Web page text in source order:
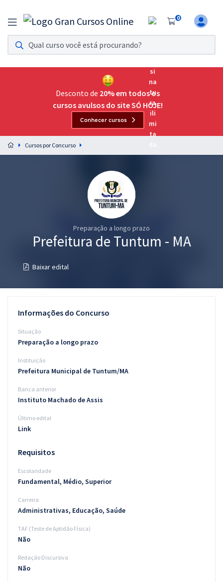
0
Assinatura Ilimitada 11
Acesso a todos os cursos. Teste grátis por 7 dias!
Assinatura OAB Até Passar
Acesso ilimitado a toda preparação para o Exame da
Preparação completa e intensiva para as principais
residências em saúde do Brasil
Conteúdo gratuito
Desconto de 20% em todos os
cursos avulsos do site SÓ HOJE!
Conhecer cursos
Cursos por Concurso
Preparação a longo prazo
Prefeitura de Tuntum - MA
Baixar edital
Informações do Concurso
Situação
Preparação a longo prazo
Instituição
Prefeitura Municipal de Tuntum/MA
Banca anterior
Instituto Machado de Assis
Último edital
Link
Requisitos
Escolaridade
Fundamental, Médio, Superior
Carreira
Administrativas, Educação, Saúde
TAF (Teste de Aptidão Física)
Não
Redação Discursiva
Não